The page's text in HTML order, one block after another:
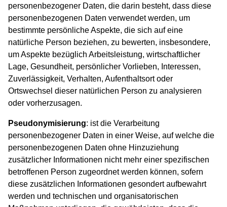
personenbezogener Daten, die darin besteht, dass diese
personenbezogenen Daten verwendet werden, um
bestimmte persönliche Aspekte, die sich auf eine
natürliche Person beziehen, zu bewerten, insbesondere,
um Aspekte bezüglich Arbeitsleistung, wirtschaftlicher
Lage, Gesundheit, persönlicher Vorlieben, Interessen,
Zuverlässigkeit, Verhalten, Aufenthaltsort oder
Ortswechsel dieser natürlichen Person zu analysieren
oder vorherzusagen.
Pseudonymisierung: ist die Verarbeitung
personenbezogener Daten in einer Weise, auf welche die
personenbezogenen Daten ohne Hinzuziehung
zusätzlicher Informationen nicht mehr einer spezifischen
betroffenen Person zugeordnet werden können, sofern
diese zusätzlichen Informationen gesondert aufbewahrt
werden und technischen und organisatorischen